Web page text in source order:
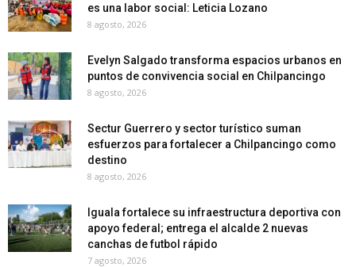
es una labor social: Leticia Lozano
8 agosto, 2026
Evelyn Salgado transforma espacios urbanos en
puntos de convivencia social en Chilpancingo
8 agosto, 2026
Sectur Guerrero y sector turístico suman
esfuerzos para fortalecer a Chilpancingo como
destino
8 agosto, 2026
Iguala fortalece su infraestructura deportiva con
apoyo federal; entrega el alcalde 2 nuevas
canchas de futbol rápido
7 agosto, 2026